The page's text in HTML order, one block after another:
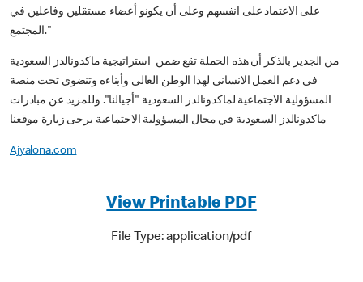
على الاعتماد على انفسهم وعلى أن يكونو أعضاء مستقلين وفاعلين في
المجتمع."
من الجدير بالذكر أن هذه الحملة تقع ضمن استراتيجية ماكدونالدز السعودية
في دعم العمل الانساني لهذا الوطن الغالي وأبناءه وتنضوي تحت منصة
المسؤولية الاجتماعية لماكدونالدز السعودية "أجيالنا". وللمزيد عن مبادرات
Ajyalona.com
View Printable PDF
File Type: application/pdf